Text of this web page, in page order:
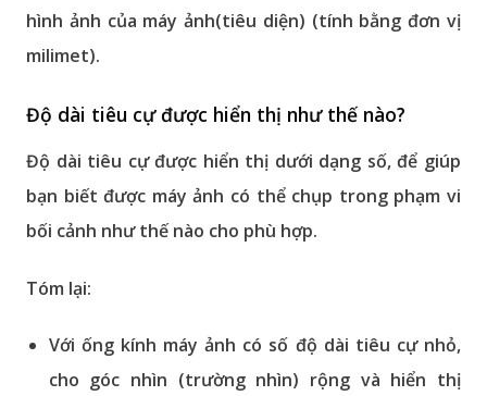
hình ảnh của máy ảnh(tiêu diện) (tính bằng đơn vị
milimet).
Độ dài tiêu cự được hiển thị như thế nào?
Độ dài tiêu cự được hiển thị dưới dạng số, để giúp
bạn biết được máy ảnh có thể chụp trong phạm vi
bối cảnh như thế nào cho phù hợp.
Tóm lại:
Với ống kính máy ảnh có số độ dài tiêu cự nhỏ,
cho góc nhìn (trường nhìn) rộng và hiển thị